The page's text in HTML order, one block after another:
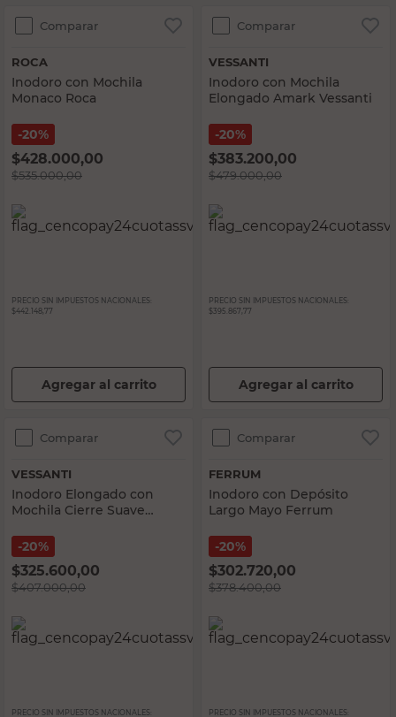
Comparar
ROCA
Inodoro con Mochila
Monaco Roca
20%
$428.000,00
$535.000,00
PRECIO SIN IMPUESTOS NACIONALES:
$442.148,77
Agregar al carrito
Comparar
VESSANTI
Inodoro con Mochila
Elongado Amark Vessanti
20%
$383.200,00
$479.000,00
PRECIO SIN IMPUESTOS NACIONALES:
$395.867,77
Agregar al carrito
Comparar
VESSANTI
Inodoro Elongado con
Mochila Cierre Suave
20%
$325.600,00
$407.000,00
PRECIO SIN IMPUESTOS NACIONALES:
Comparar
FERRUM
Inodoro con Depósito
Largo Mayo Ferrum
20%
$302.720,00
$378.400,00
PRECIO SIN IMPUESTOS NACIONALES: